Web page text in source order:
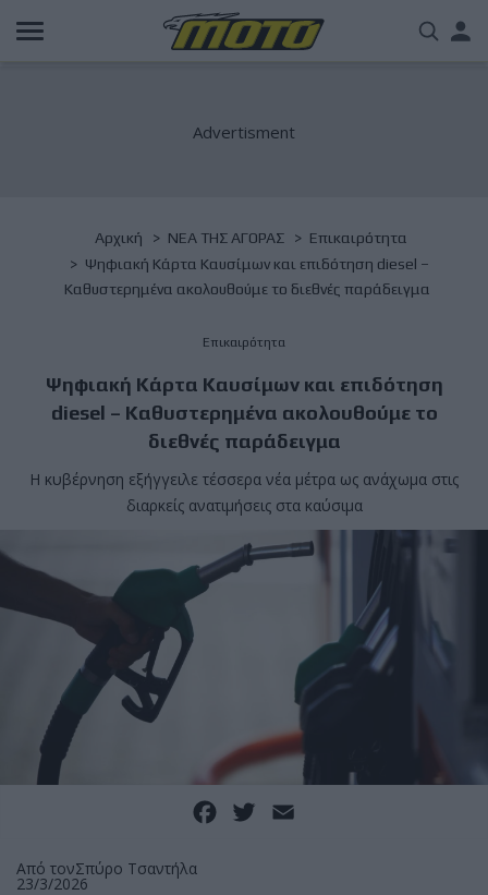
Παράκαμψη
προς
Breadcrumb
Αρχική NΕΑ ΤΗΣ ΑΓΟΡΑΣ
Επικαιρότητα
Ψηφιακή Κάρτα Καυσίμων και επιδότηση diesel –
Καθυστερημένα ακολουθούμε το διεθνές παράδειγμα
Επικαιρότητα
Ψηφιακή Κάρτα Καυσίμων και επιδότηση
diesel – Καθυστερημένα ακολουθούμε το
διεθνές παράδειγμα
Η κυβέρνηση εξήγγειλε τέσσερα νέα μέτρα ως ανάχωμα στις
διαρκείς ανατιμήσεις στα καύσιμα
Facebook
Twitter
Από τονΣπύρο Τσαντήλα
23/3/2026